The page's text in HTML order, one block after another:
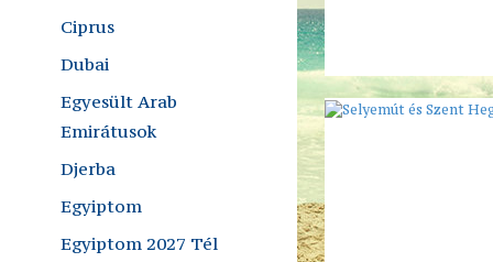
Ciprus
Dubai
Egyesült Arab
Emirátusok
Djerba
Egyiptom
Egyiptom 2027 Tél